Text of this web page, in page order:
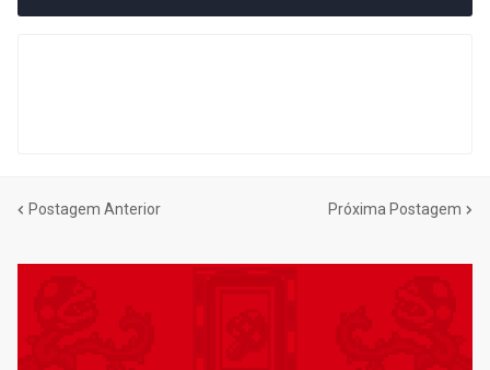
Postagem Anterior Próxima Postagem